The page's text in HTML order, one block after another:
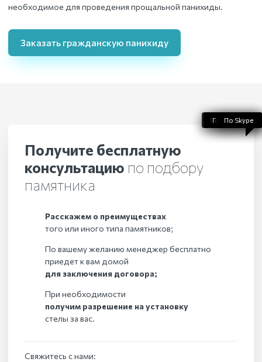
необходимое для проведения прощальной панихиды.
Заказать гражданскую панихиду
Получите бесплатную
консультацию по подбору
памятника
Расскажем о преимуществах
того или иного типа памятников;
По вашему желанию менеджер бесплатно
приедет к вам домой
для заключения договора;
При необходимости
получим разрешение на установку
стелы за вас.
Свяжитесь с нами:
По телефону
По WhatsApp
По Telegram
По Viber
По Skype